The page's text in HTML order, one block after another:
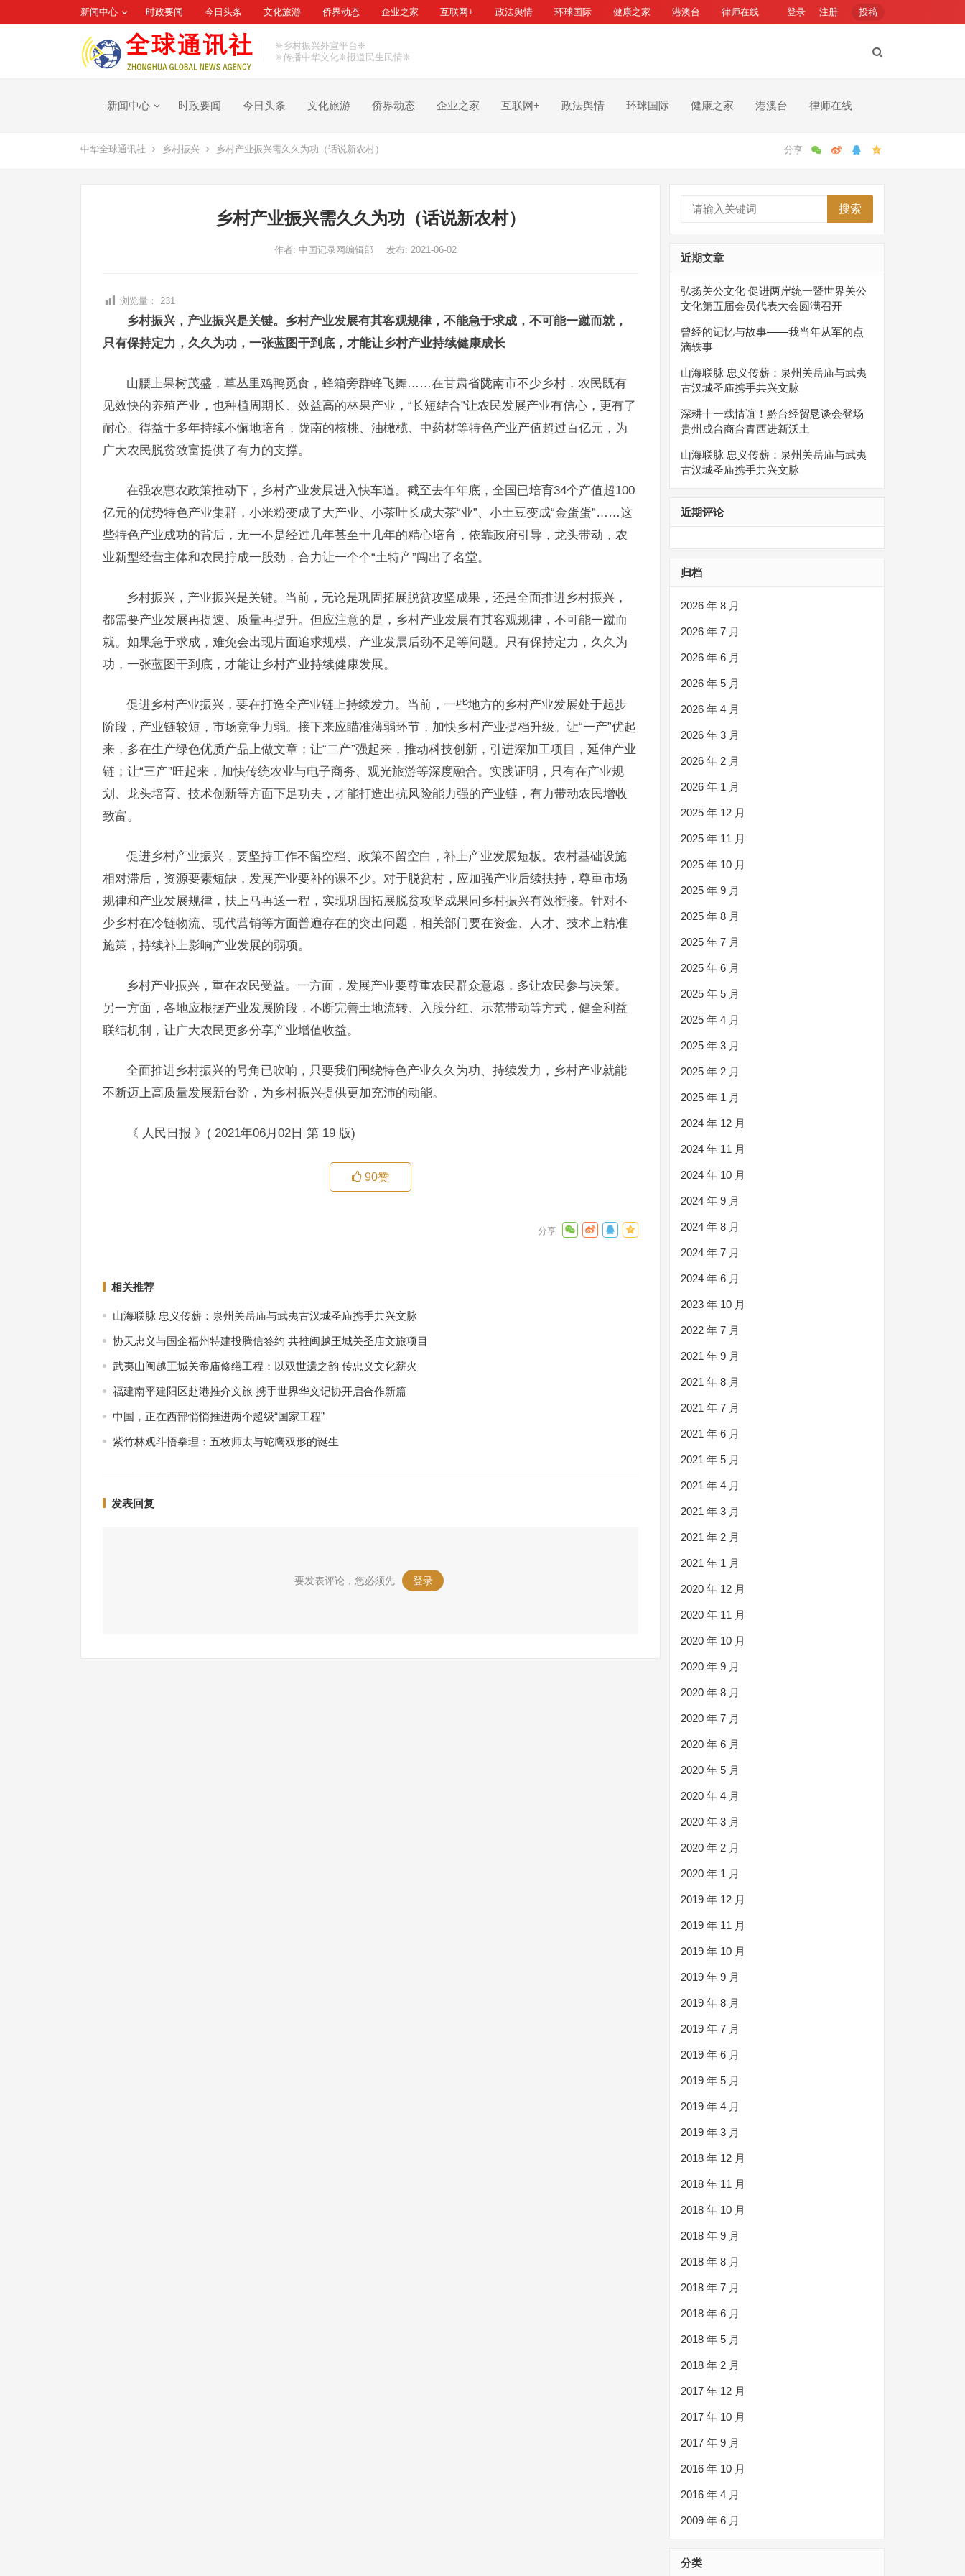
新闻中心 时政要闻 今日头条 文化旅游 侨界动态 企业之家 互联网+ 政法舆情 环球国际 健康之家 港澳台 律师在线 登录 注册 投稿
❈乡村振兴外宣平台❈
❈传播中华文化❈报道民生民情❈
新闻中心 时政要闻 今日头条 文化旅游 侨界动态 企业之家 互联网+ 政法舆情 环球国际 健康之家 港澳台 律师在线
中华全球通讯社 乡村振兴 乡村产业振兴需久久为功（话说新农村）
乡村产业振兴需久久为功（话说新农村）
作者: 中国记录网编辑部 发布: 2021-06-02
浏览量： 231
乡村振兴，产业振兴是关键。乡村产业发展有其客观规律，不能急于求成，不可能一蹴而就，
只有保持定力，久久为功，一张蓝图干到底，才能让乡村产业持续健康成长
山腰上果树茂盛，草丛里鸡鸭觅食，蜂箱旁群蜂飞舞……在甘肃省陇南市不少乡村，农民既有
见效快的养殖产业，也种植周期长、效益高的林果产业，“长短结合”让农民发展产业有信心，更有了
耐心。得益于多年持续不懈地培育，陇南的核桃、油橄榄、中药材等特色产业产值超过百亿元，为
广大农民脱贫致富提供了有力的支撑。
在强农惠农政策推动下，乡村产业发展进入快车道。截至去年年底，全国已培育34个产值超100
亿元的优势特色产业集群，小米粉变成了大产业、小茶叶长成大茶“业”、小土豆变成“金蛋蛋”……这
些特色产业成功的背后，无一不是经过几年甚至十几年的精心培育，依靠政府引导，龙头带动，农
业新型经营主体和农民拧成一股劲，合力让一个个“土特产”闯出了名堂。
乡村振兴，产业振兴是关键。当前，无论是巩固拓展脱贫攻坚成果，还是全面推进乡村振兴，
都需要产业发展再提速、质量再提升。但应注意的是，乡村产业发展有其客观规律，不可能一蹴而
就。如果急于求成，难免会出现片面追求规模、产业发展后劲不足等问题。只有保持定力，久久为
功，一张蓝图干到底，才能让乡村产业持续健康发展。
促进乡村产业振兴，要在打造全产业链上持续发力。当前，一些地方的乡村产业发展处于起步
阶段，产业链较短，市场竞争力弱。接下来应瞄准薄弱环节，加快乡村产业提档升级。让“一产”优起
来，多在生产绿色优质产品上做文章；让“二产”强起来，推动科技创新，引进深加工项目，延伸产业
链；让“三产”旺起来，加快传统农业与电子商务、观光旅游等深度融合。实践证明，只有在产业规
划、龙头培育、技术创新等方面下足功夫，才能打造出抗风险能力强的产业链，有力带动农民增收
致富。
促进乡村产业振兴，要坚持工作不留空档、政策不留空白，补上产业发展短板。农村基础设施
相对滞后，资源要素短缺，发展产业要补的课不少。对于脱贫村，应加强产业后续扶持，尊重市场
规律和产业发展规律，扶上马再送一程，实现巩固拓展脱贫攻坚成果同乡村振兴有效衔接。针对不
少乡村在冷链物流、现代营销等方面普遍存在的突出问题，相关部门要在资金、人才、技术上精准
施策，持续补上影响产业发展的弱项。
乡村产业振兴，重在农民受益。一方面，发展产业要尊重农民群众意愿，多让农民参与决策。
另一方面，各地应根据产业发展阶段，不断完善土地流转、入股分红、示范带动等方式，健全利益
联结机制，让广大农民更多分享产业增值收益。
全面推进乡村振兴的号角已吹响，只要我们围绕特色产业久久为功、持续发力，乡村产业就能
不断迈上高质量发展新台阶，为乡村振兴提供更加充沛的动能。
《 人民日报 》( 2021年06月02日 第 19 版)
90赞
相关推荐
山海联脉 忠义传薪：泉州关岳庙与武夷古汉城圣庙携手共兴文脉
协天忠义与国企福州特建投腾信签约 共推闽越王城关圣庙文旅项目
武夷山闽越王城关帝庙修缮工程：以双世遗之韵 传忠义文化薪火
福建南平建阳区赴港推介文旅 携手世界华文记协开启合作新篇
中国，正在西部悄悄推进两个超级“国家工程”
紫竹林观斗悟拳理：五枚师太与蛇鹰双形的诞生
发表回复
要发表评论，您必须先 登录 。
搜索
近期文章
弘扬关公文化 促进两岸统一暨世界关公
文化第五届会员代表大会圆满召开
曾经的记忆与故事——我当年从军的点
滴轶事
山海联脉 忠义传薪：泉州关岳庙与武夷
古汉城圣庙携手共兴文脉
深耕十一载情谊！黔台经贸恳谈会登场
贵州成台商台青西进新沃土
山海联脉 忠义传薪：泉州关岳庙与武夷
古汉城圣庙携手共兴文脉
近期评论
归档
2026 年 8 月
2026 年 7 月
2026 年 6 月
2026 年 5 月
2026 年 4 月
2026 年 3 月
2026 年 2 月
2026 年 1 月
2025 年 12 月
2025 年 11 月
2025 年 10 月
2025 年 9 月
2025 年 8 月
2025 年 7 月
2025 年 6 月
2025 年 5 月
2025 年 4 月
2025 年 3 月
2025 年 2 月
2025 年 1 月
2024 年 12 月
2024 年 11 月
2024 年 10 月
2024 年 9 月
2024 年 8 月
2024 年 7 月
2024 年 6 月
2023 年 10 月
2022 年 7 月
2021 年 9 月
2021 年 8 月
2021 年 7 月
2021 年 6 月
2021 年 5 月
2021 年 4 月
2021 年 3 月
2021 年 2 月
2021 年 1 月
2020 年 12 月
2020 年 11 月
2020 年 10 月
2020 年 9 月
2020 年 8 月
2020 年 7 月
2020 年 6 月
2020 年 5 月
2020 年 4 月
2020 年 3 月
2020 年 2 月
2020 年 1 月
2019 年 12 月
2019 年 11 月
2019 年 10 月
2019 年 9 月
2019 年 8 月
2019 年 7 月
2019 年 6 月
2019 年 5 月
2019 年 4 月
2019 年 3 月
2018 年 12 月
2018 年 11 月
2018 年 10 月
2018 年 9 月
2018 年 8 月
2018 年 7 月
2018 年 6 月
2018 年 5 月
2018 年 2 月
2017 年 12 月
2017 年 10 月
2017 年 9 月
2016 年 10 月
2016 年 4 月
2009 年 6 月
分类